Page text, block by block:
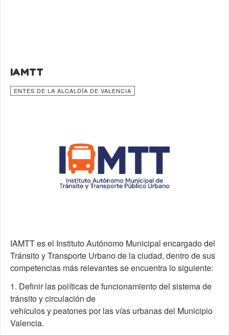
IAMTT
ENTES DE LA ALCALDÍA DE VALENCIA
IAMTT es el Instituto Autónomo Municipal encargado del
Tránsito y Transporte Urbano de la ciudad, dentro de sus
competencias más relevantes se encuentra lo siguiente:
1. Definir las políticas de funcionamiento del sistema de
tránsito y circulación de
vehículos y peatones por las vías urbanas del Municipio
Valencia.